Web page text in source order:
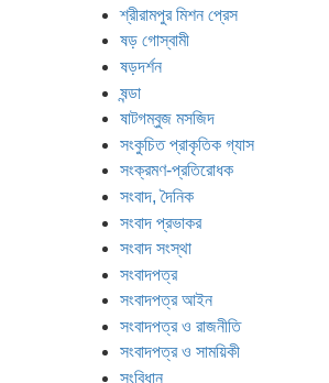
শ্রীরামপুর মিশন প্রেস
ষড় গোস্বামী
ষড়দর্শন
ষন্ডা
ষাটগম্বুজ মসজিদ
সংকুচিত প্রাকৃতিক গ্যাস
সংক্রমণ-প্রতিরোধক
সংবাদ, দৈনিক
সংবাদ প্রভাকর
সংবাদ সংস্থা
সংবাদপত্র
সংবাদপত্র আইন
সংবাদপত্র ও রাজনীতি
সংবাদপত্র ও সাময়িকী
সংবিধান